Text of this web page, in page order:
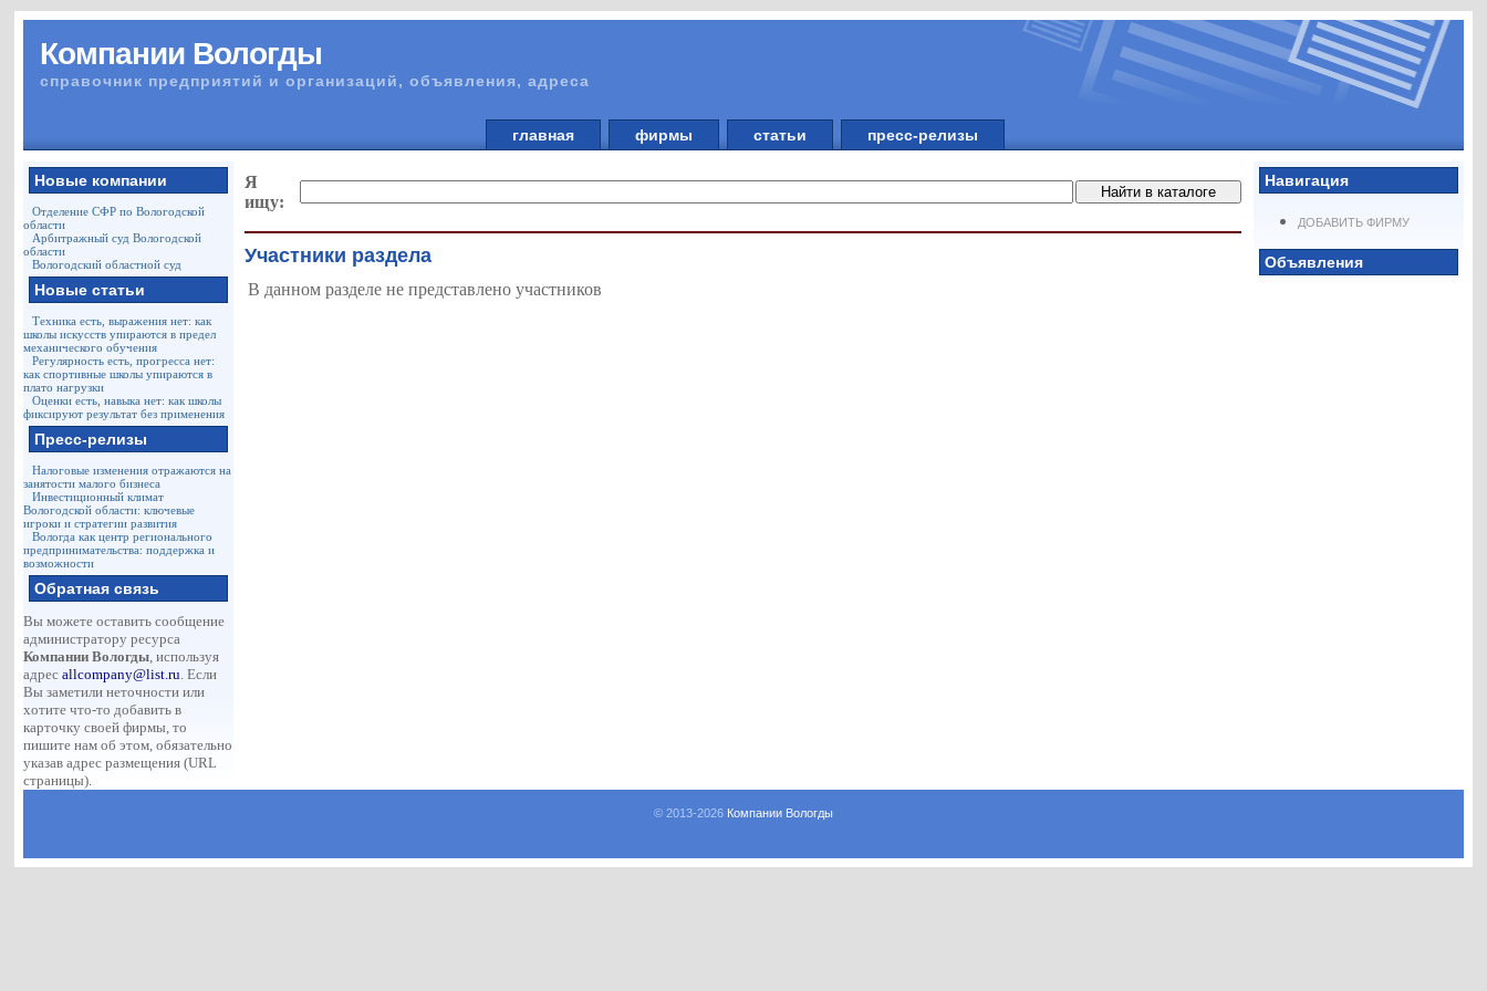
Компании Вологды
справочник предприятий и организаций, объявления, адреса
главная фирмы статьи пресс-релизы
Новые компании
Отделение СФР по Вологодской
области
Арбитражный суд Вологодской
области
Вологодский областной суд
Новые статьи
Техника есть, выражения нет: как
школы искусств упираются в предел
механического обучения
Регулярность есть, прогресса нет:
как спортивные школы упираются в
плато нагрузки
Оценки есть, навыка нет: как школы
фиксируют результат без применения
Пресс-релизы
Налоговые изменения отражаются на
занятости малого бизнеса
Инвестиционный климат
Вологодской области: ключевые
игроки и стратегии развития
Вологда как центр регионального
предпринимательства: поддержка и
возможности
Обратная связь
Вы можете оставить сообщение
администратору ресурса
Компании Вологды, используя
адресallcompany@list.ru. Если
Вы заметили неточности или
хотите что-то добавить в
карточку своей фирмы, то
пишите нам об этом, обязательно
указав адрес размещения (URL
страницы).
Навигация
ДОБАВИТЬ ФИРМУ
Объявления
Я
ищу:
Участники раздела
В данном разделе не представлено участников
© 2013-2026 Компании Вологды